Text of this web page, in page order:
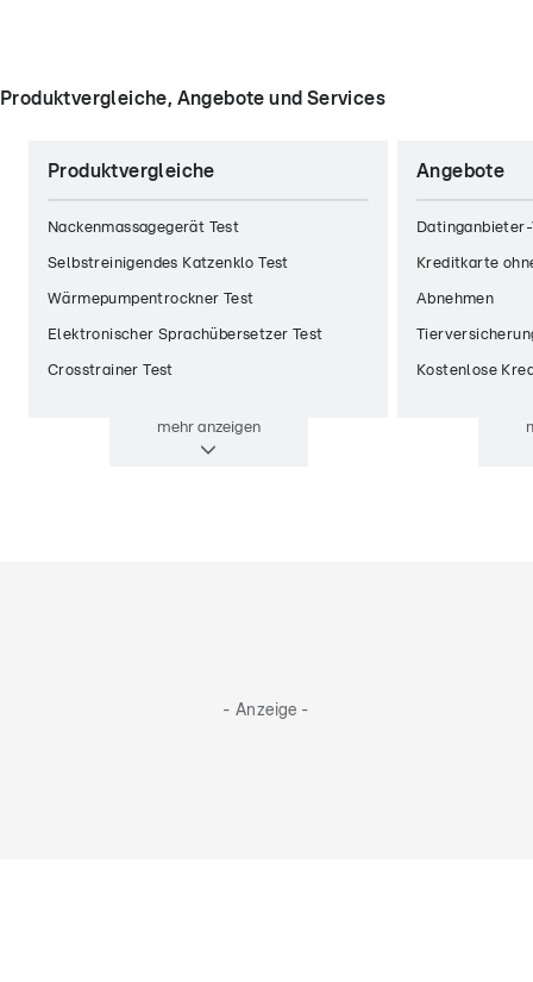
Produktvergleiche, Angebote und Services
Produktvergleiche
Nackenmassagegerät Test
Selbstreinigendes Katzenklo Test
Wärmepumpentrockner Test
Elektronischer Sprachübersetzer Test
Crosstrainer Test
mehranzeigen
Angebote
Kreditkarte
Abnehmen
Kostenlose
- Anzeige -